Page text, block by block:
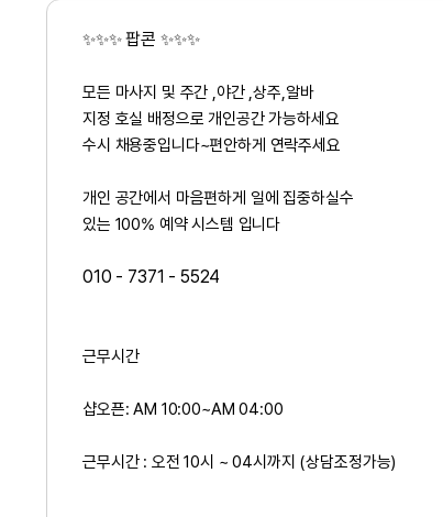
✨✨✨ 팝콘 ✨✨✨
모든 마사지 및 주간 ,야간 ,상주,알바
지정 호실 배정으로 개인공간 가능하세요
수시 채용중입니다~편안하게 연락주세요
개인 공간에서 마음편하게 일에 집중하실수
있는 100% 예약 시스템 입니다
010 - 7371 - 5524
근무시간
샵오픈: AM 10:00~AM 04:00
근무시간 : 오전 10시 ~ 04시까지 (상담조정가능)